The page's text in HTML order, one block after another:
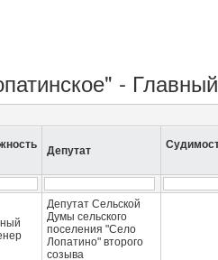
-
Депутат
Депутат Сельской
Думы сельского
поселения "Село
Лопатино" второго
созыва